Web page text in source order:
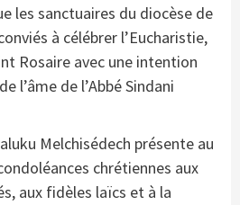
les sanctuaires du diocèse de
à célébrer l’Eucharistie,
Rosaire avec une intention
l’âme de l’Abbé Sindani
Melchisédech présente au
chrétiennes aux
aux fidèles laïcs et à la